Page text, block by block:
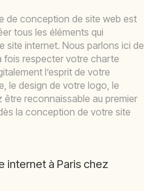
de conception de site web est
tous les éléments qui
site internet. Nous parlons ici de
fois respecter votre charte
l’esprit de votre
le design de votre logo, le
reconnaissable au premier
la conception de votre site
internet à Paris chez